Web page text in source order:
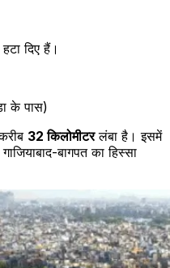
दिए हैं।
के पास)
32 किलोमीटरलंबा है। इसमें
बागपत का हिस्सा